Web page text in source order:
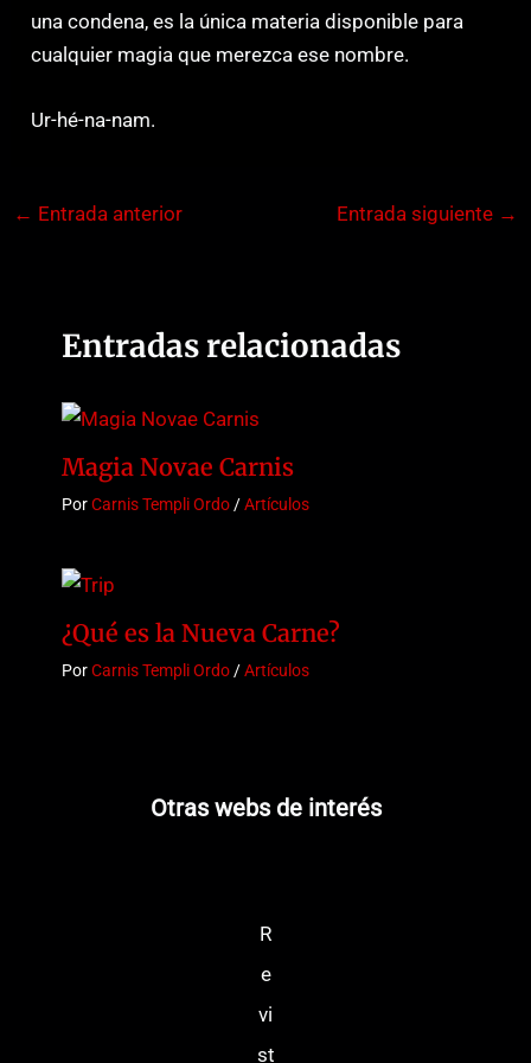
Otras webs de interés
R
e
vi
st
una condena, es la única materia disponible para
cualquier magia que merezca ese nombre.
Ur-hé-na-nam.
← Entrada anterior Entrada siguiente →
Entradas relacionadas
Magia Novae Carnis
PorCarnis Templi Ordo /Artículos
¿Qué es la Nueva Carne?
PorCarnis Templi Ordo/Artículos